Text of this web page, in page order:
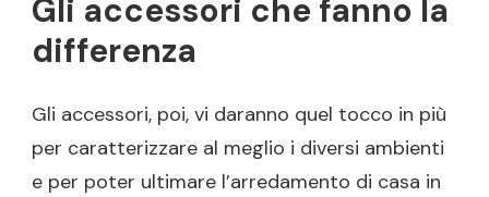
Gli accessori che fanno la
differenza
Gli accessori, poi, vi daranno quel tocco in più
per caratterizzare al meglio i diversi ambienti
e per poter ultimare l’arredamento di casa in